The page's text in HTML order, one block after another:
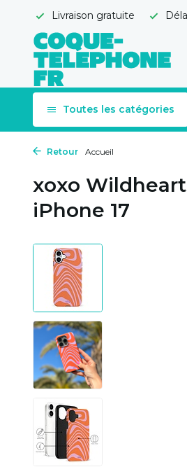
Livraison gratuite
Toutes les catégories
Retour Accueil
xoxo
iPhone 17